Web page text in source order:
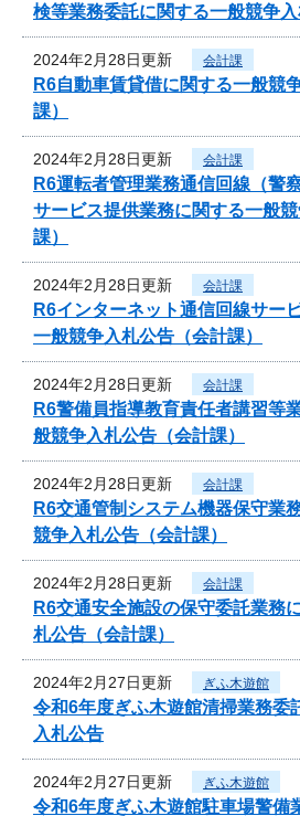
検等業務委託に関する一般競争入
2024年2月28日更新 会計課
R6自動車賃貸借に関する一般競
課）
2024年2月28日更新 会計課
R6運転者管理業務通信回線（警
サービス提供業務に関する一般
課）
2024年2月28日更新 会計課
R6インターネット通信回線サー
一般競争入札公告（会計課）
2024年2月28日更新 会計課
R6警備員指導教育責任者講習等
般競争入札公告（会計課）
2024年2月28日更新 会計課
R6交通管制システム機器保守業
競争入札公告（会計課）
2024年2月28日更新 会計課
R6交通安全施設の保守委託業務
札公告（会計課）
2024年2月27日更新 ぎふ木遊館
令和6年度ぎふ木遊館清掃業務委
入札公告
2024年2月27日更新 ぎふ木遊館
令和6年度ぎふ木遊館駐車場警備